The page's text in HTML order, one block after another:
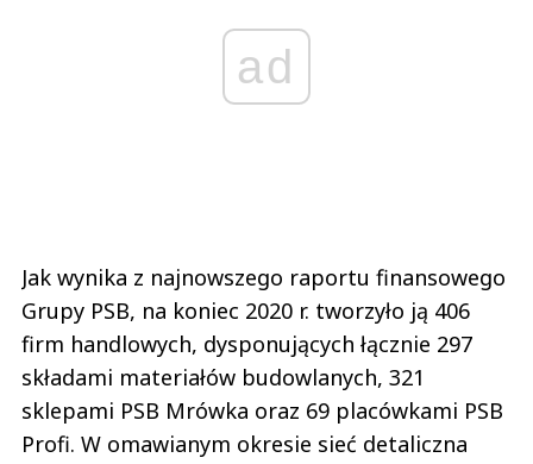
ad
Jak wynika z najnowszego raportu finansowego
Grupy PSB, na koniec 2020 r. tworzyło ją 406
firm handlowych, dysponujących łącznie 297
składami materiałów budowlanych, 321
sklepami PSB Mrówka oraz 69 placówkami PSB
Profi. W omawianym okresie sieć detaliczna